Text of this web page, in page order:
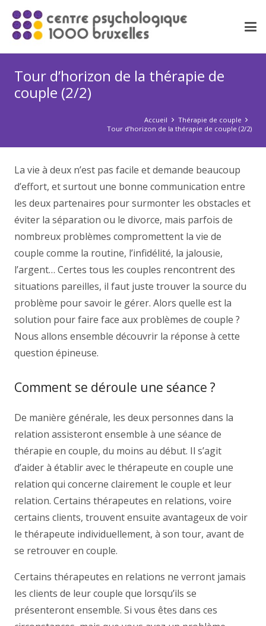
Tour d’horizon de la thérapie de
couple (2/2)
Accueil
Thérapie de couple
Tour d’horizon de la thérapie de couple (2/2)
La vie à deux n’est pas facile et demande beaucoup
d’effort, et surtout une bonne communication entre
les deux partenaires pour surmonter les obstacles et
éviter la séparation ou le divorce, mais parfois de
nombreux problèmes compromettent la vie de
couple comme la routine, l’infidélité, la jalousie,
l’argent… Certes tous les couples rencontrent des
situations pareilles, il faut juste trouver la source du
problème pour savoir le gérer. Alors quelle est la
solution pour faire face aux problèmes de couple ?
Nous allons ensemble découvrir la réponse à cette
question épineuse.
Comment se déroule une séance ?
De manière générale, les deux personnes dans la
relation assisteront ensemble à une séance de
thérapie en couple, du moins au début. Il s’agit
d’aider à établir avec le thérapeute en couple une
relation qui concerne clairement le couple et leur
relation. Certains thérapeutes en relations, voire
certains clients, trouvent ensuite avantageux de voir
le thérapeute individuellement, à son tour, avant de
se retrouver en couple.
Certains thérapeutes en relations ne verront jamais
les clients de leur couple que lorsqu’ils se
présenteront ensemble. Si vous êtes dans ces